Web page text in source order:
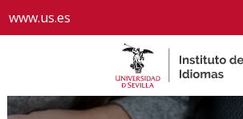
www.us.es